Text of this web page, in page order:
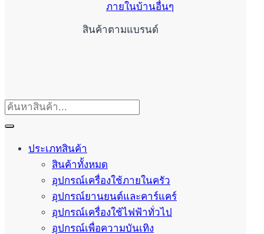
ภายในบ้านอื่นๆ
สินค้าตามแบรนด์
ประเภทสินค้า
สินค้าทั้งหมด
อุปกรณ์เครื่องใช้ภายในครัว
อุปกรณ์ยานยนต์และคาร์แคร์
อุปกรณ์เครื่องใช้ไฟฟ้าทั่วไป
อุปกรณ์เพื่อความบันเทิง